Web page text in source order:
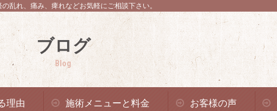
乱れ、痛み、痺れなどお気軽にご相談下さい。
ブログ
Blog
理由 施術メニューと料金 お客様の声